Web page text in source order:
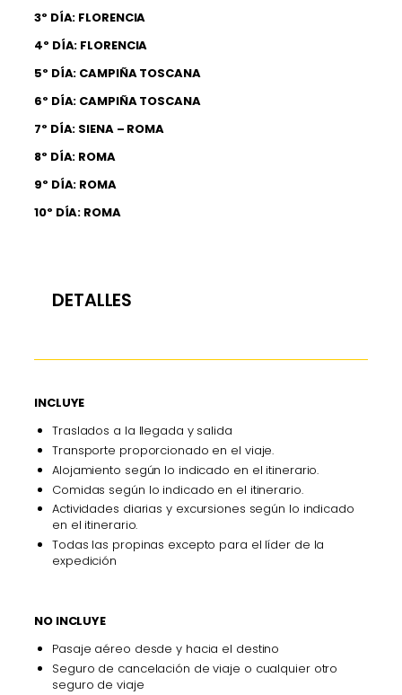
3º DÍA: FLORENCIA
4º DÍA: FLORENCIA
5º DÍA: CAMPIÑA TOSCANA
6º DÍA: CAMPIÑA TOSCANA
7º DÍA: SIENA – ROMA
8º DÍA: ROMA
9º DÍA: ROMA
10º DÍA: ROMA
DETALLES
INCLUYE
Traslados a la llegada y salida
Transporte proporcionado en el viaje.
Alojamiento según lo indicado en el itinerario.
Comidas según lo indicado en el itinerario.
Actividades diarias y excursiones según lo indicado
en el itinerario.
Todas las propinas excepto para el líder de la
expedición
NO INCLUYE
Pasaje aéreo desde y hacia el destino
Seguro de cancelación de viaje o cualquier otro
seguro de viaje